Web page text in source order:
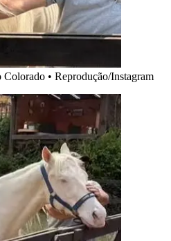
Colorado • Reprodução/Instagram